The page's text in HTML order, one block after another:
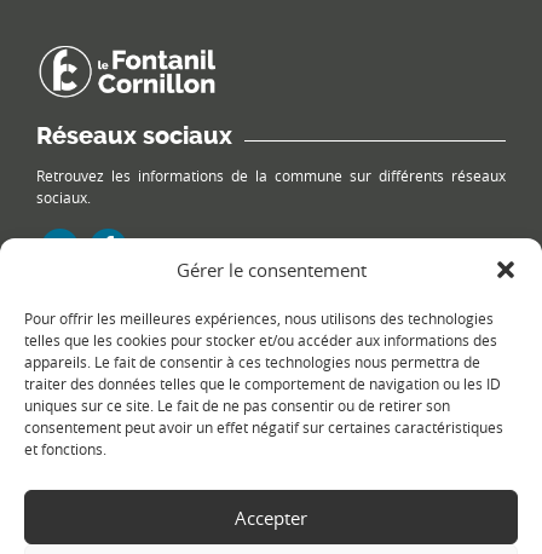
Gérer le consentement
Pour offrir les meilleures expériences, nous utilisons des technologies
telles que les cookies pour stocker et/ou accéder aux informations des
appareils. Le fait de consentir à ces technologies nous permettra de
traiter des données telles que le comportement de navigation ou les ID
uniques sur ce site. Le fait de ne pas consentir ou de retirer son
consentement peut avoir un effet négatif sur certaines caractéristiques
et fonctions.
Accepter
Réseaux sociaux
Retrouvez les informations de la commune sur différents réseaux
sociaux.
Le plan du site
Copyright Ⓒ
Politique de